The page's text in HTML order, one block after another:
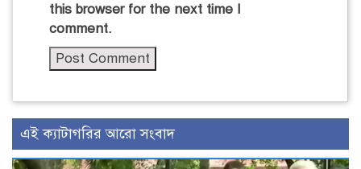
this browser for the next time I
comment.
এই ক্যাটাগরির আরো সংবাদ